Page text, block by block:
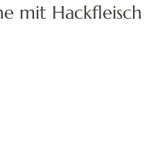
mit Hackfleisch